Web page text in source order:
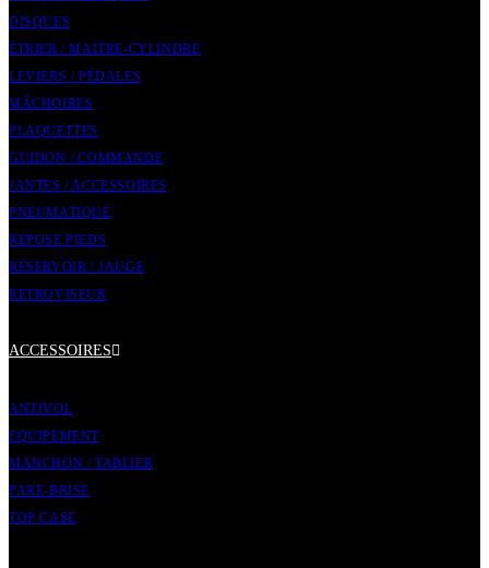
DISQUES
ÉTRIER / MAITRE-CYLINDRE
LEVIERS / PÉDALES
MÂCHOIRES
PLAQUETTES
GUIDON / COMMANDE
JANTES / ACCESSOIRES
PNEUMATIQUE
REPOSE PIEDS
RÉSERVOIR / JAUGE
RETROVISEUR
ACCESSOIRES
ANTIVOL
EQUIPEMENT
MANCHON / TABLIER
PARE-BRISE
TOP CASE